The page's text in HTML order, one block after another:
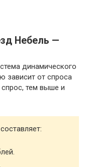
Небель —
динамического
зависит от спроса
тем выше и